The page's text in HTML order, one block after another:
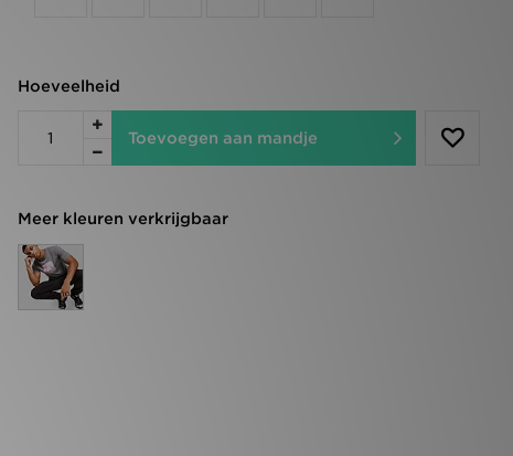
Hoeveelheid
Toevoegen aan mandje
Meer kleuren verkrijgbaar